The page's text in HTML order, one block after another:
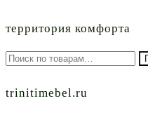
территория комфорта
Искать:
trinitimebel.ru